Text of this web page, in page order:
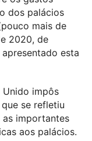
dos palácios
mais de
2020, de
esta
Unido impôs
se refletiu
as importantes
aos palácios.